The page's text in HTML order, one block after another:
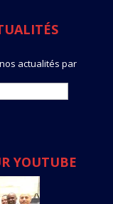
actualités par
YOUTUBE